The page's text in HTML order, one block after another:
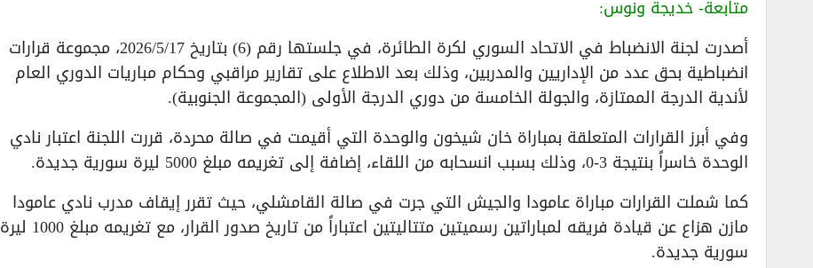
متابعة- خديجة ونوس:
أصدرت لجنة الانضباط في الاتحاد السوري لكرة الطائرة، في جلستها رقم (6) بتاريخ 2026/5/17، مجموعة قرارات
انضباطية بحق عدد من الإداريين والمدربين، وذلك بعد الاطلاع على تقارير مراقبي وحكام مباريات الدوري العام
لأندية الدرجة الممتازة، والجولة الخامسة من دوري الدرجة الأولى (المجموعة الجنوبية).
وفي أبرز القرارات المتعلقة بمباراة خان شيخون والوحدة التي أقيمت في صالة محردة، قررت اللجنة اعتبار نادي
الوحدة خاسراً بنتيجة 3-0، وذلك بسبب انسحابه من اللقاء، إضافة إلى تغريمه مبلغ 5000 ليرة سورية جديدة.
كما شملت القرارات مباراة عامودا والجيش التي جرت في صالة القامشلي، حيث تقرر إيقاف مدرب نادي عامودا
مازن هزاع عن قيادة فريقه لمباراتين رسميتين متتاليتين اعتباراً من تاريخ صدور القرار، مع تغريمه مبلغ 1000 ليرة
سورية جديدة.